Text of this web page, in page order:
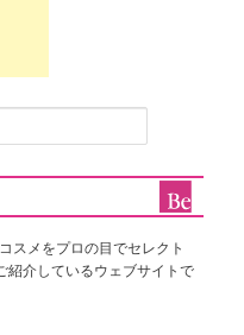
スメをプロの目でセレクト
紹介しているウェブサイトで